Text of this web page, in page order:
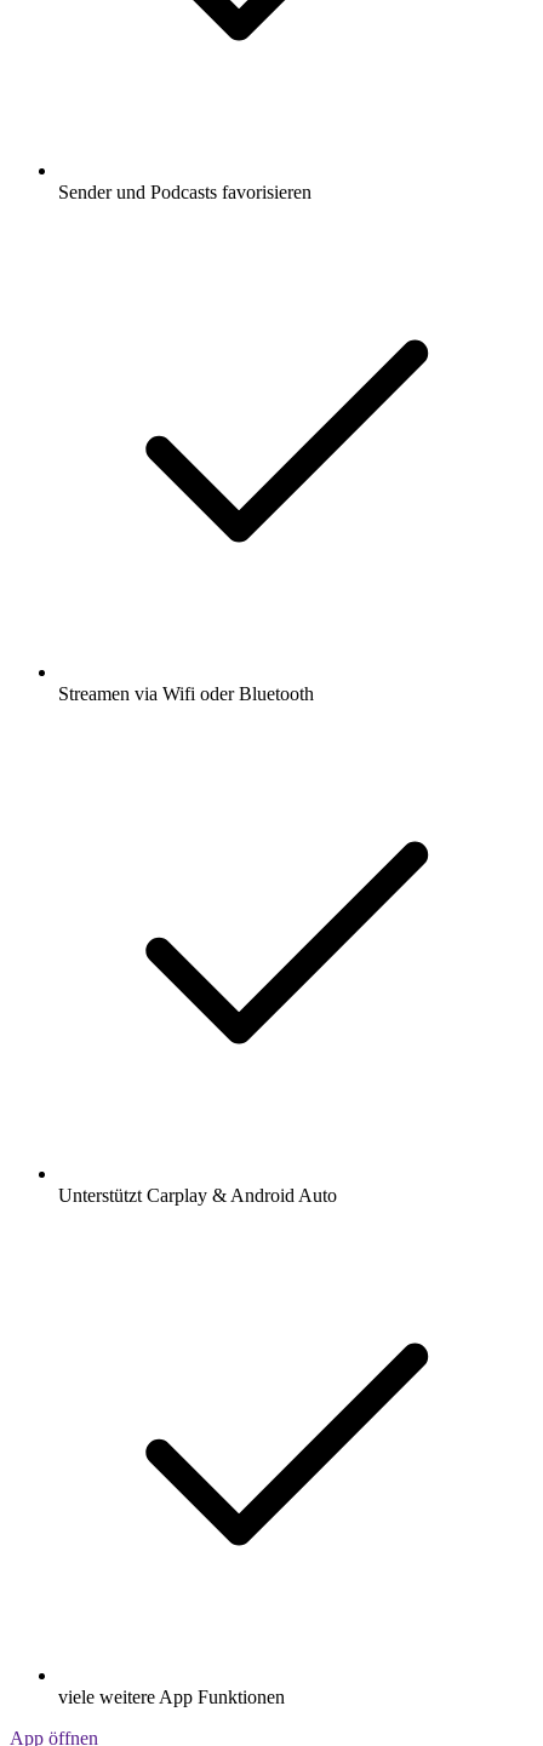
Sender und Podcasts favorisieren
Streamen via Wifi oder Bluetooth
Unterstützt Carplay & Android Auto
viele weitere App Funktionen
App öffnen